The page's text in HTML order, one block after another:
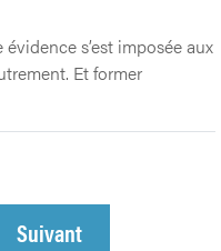
évidence s’est imposée aux
Et former
Suivant